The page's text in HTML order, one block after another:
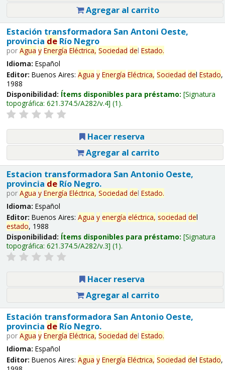
Agregar al carrito
Estación transformadora San Antoni Oeste,
provincia deRío Negro
por Agua y Energía Eléctrica, Sociedad del Estado.
Idioma: Español
Editor: Buenos Aires: Agua y Energía Eléctrica, Sociedad del Estado,
1988
Disponibilidad: Ítems disponibles para préstamo: Signatura
topográfica: 621.374.5/A282/v.4 (1).
Hacer reserva
Agregar al carrito
Estacion transformadora San Antonio Oeste,
provincia deRío Negro.
por Agua y Energía Eléctrica, Sociedad del Estado.
Idioma: Español
Editor: Buenos Aires: Agua y energía eléctrica, sociedad del
estado, 1988
Disponibilidad: Ítems disponibles para préstamo: Signatura
topográfica: 621.374.5/A282/v.3 (1).
Hacer reserva
Agregar al carrito
Estación transformadora San Antonio Oeste,
provincia deRío Negro.
por Agua y Energía Eléctrica, Sociedad del Estado.
Idioma: Español
Editor: Buenos Aires: Agua y Energía Eléctrica, Sociedad del Estado,